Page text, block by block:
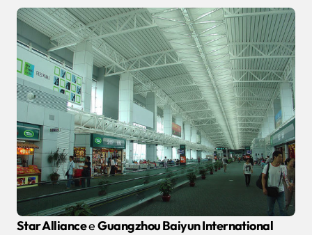
Star AllianceeGuangzhou Baiyun International